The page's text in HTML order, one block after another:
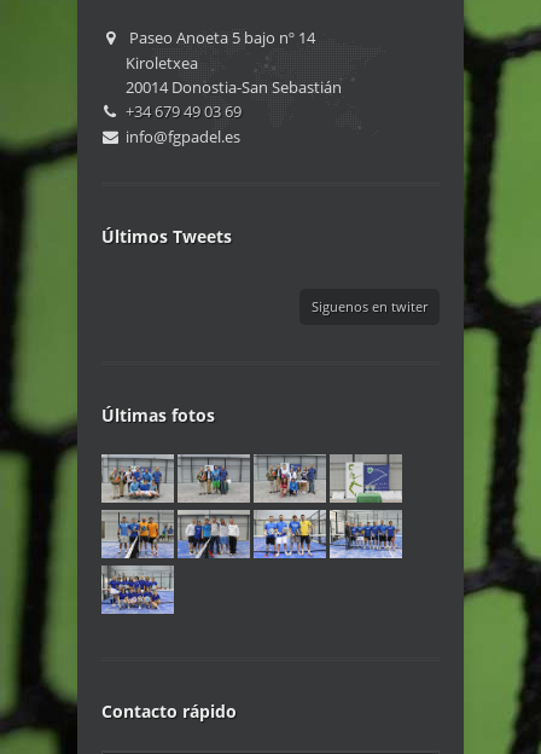
Paseo Anoeta 5 bajo nº 14
Kiroletxea
20014 Donostia-San Sebastián
+34 679 49 03 69
info@fgpadel.es
Últimos Tweets
Siguenos en twiter
Últimas fotos
Contacto rápido